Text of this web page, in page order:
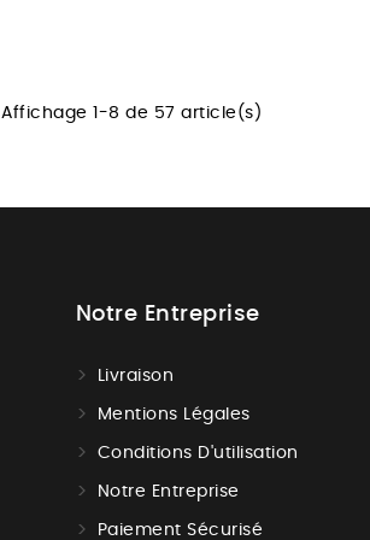
Affichage 1-8 de 57 article(s)
Notre Entreprise
Livraison
Mentions Légales
Conditions D'utilisation
Notre Entreprise
Paiement Sécurisé